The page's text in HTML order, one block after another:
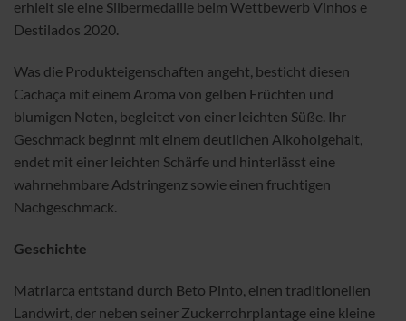
erhielt sie eine Silbermedaille beim Wettbewerb Vinhos e
Destilados 2020.
Was die Produkteigenschaften angeht, besticht diesen
Cachaça mit einem Aroma von gelben Früchten und
blumigen Noten, begleitet von einer leichten Süße. Ihr
Geschmack beginnt mit einem deutlichen Alkoholgehalt,
endet mit einer leichten Schärfe und hinterlässt eine
wahrnehmbare Adstringenz sowie einen fruchtigen
Nachgeschmack.
Geschichte
Matriarca entstand durch Beto Pinto, einen traditionellen
Landwirt, der neben seiner Zuckerrohrplantage eine kleine